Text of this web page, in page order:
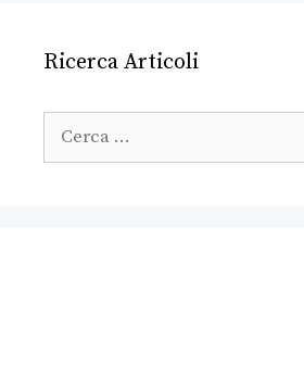
Ricerca Articoli